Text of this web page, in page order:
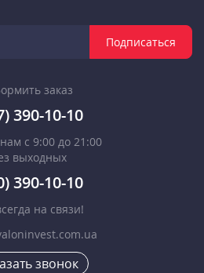
Подписаться
заказ
390-10-10
с 9:00 до 21:00
выходных
390-10-10
на связи!
звонок